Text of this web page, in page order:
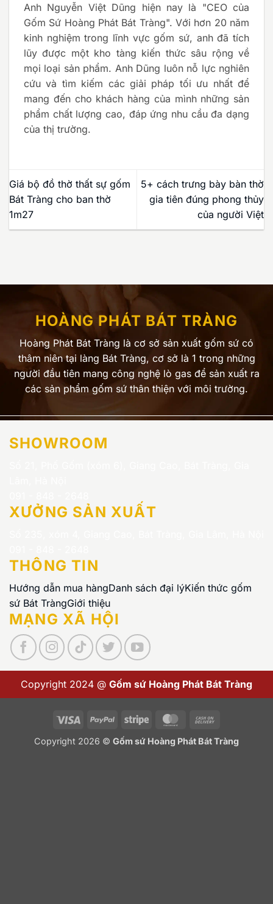
Anh Nguyễn Việt Dũng hiện nay là "CEO của
Gốm Sứ Hoàng Phát Bát Tràng". Với hơn 20 năm
kinh nghiệm trong lĩnh vực gốm sứ, anh đã tích
lũy được một kho tàng kiến thức sâu rộng về
mọi loại sản phẩm. Anh Dũng luôn nỗ lực nghiên
cứu và tìm kiếm các giải pháp tối ưu nhất để
mang đến cho khách hàng của mình những sản
phẩm chất lượng cao, đáp ứng nhu cầu đa dạng
của thị trường.
Giá bộ đồ thờ thất sự gốm
Bát Tràng cho ban thờ
1m27
5+ cách trưng bày bàn thờ
gia tiên đúng phong thủy
của người Việt
HOÀNG PHÁT BÁT TRÀNG
Hoàng Phát Bát Tràng là cơ sở sản xuất gốm sứ có
thâm niên tại làng Bát Tràng, cơ sở là 1 trong những
người đầu tiên mang công nghệ lò gas để sản xuất ra
các sản phẩm gốm sứ thân thiện với môi trường.
SHOWROOM
XƯỞNG SẢN XUẤT
THÔNG TIN
Hướng dẫn mua hàngDanh sách đại lýKiến thức gốm
sứ Bát TràngGiới thiệu
MẠNG XÃ HỘI
Copyright 2024 @ Gốm sứ Hoàng Phát Bát Tràng
Visa PayPal Stripe MasterCard
Delivery
Copyright 2026 © Gốm sứ Hoàng Phát Bát Tràng